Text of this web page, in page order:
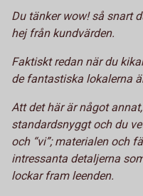
Du tänker wow! så snart
hej från kundvärden.
Faktiskt redan när du
de fantastiska lokalerna
Att det här är något
standardsnyggt och du
och “vi”; materialen och
intressanta detaljerna
lockar fram leenden.